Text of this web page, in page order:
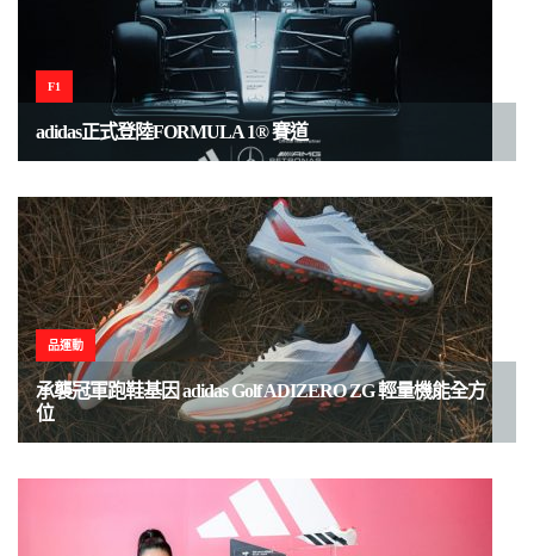
F1
adidas正式登陸FORMULA 1® 賽道
品運動
承襲冠軍跑鞋基因 adidas Golf ADIZERO ZG 輕量機能全方
位